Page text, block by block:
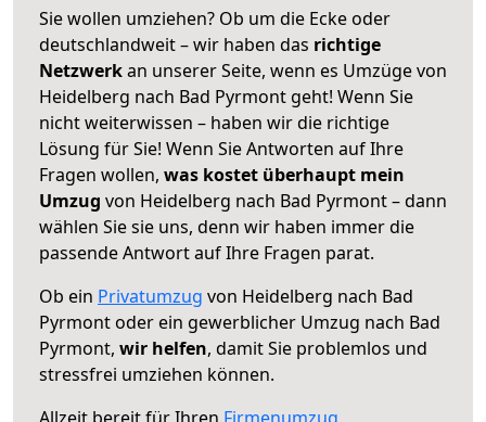
Sie wollen umziehen? Ob um die Ecke oder
deutschlandweit – wir haben das richtige
Netzwerkan unserer Seite, wenn es Umzüge von
Heidelberg nach Bad Pyrmont geht! Wenn Sie
nicht weiterwissen – haben wir die richtige
Lösung für Sie! Wenn Sie Antworten auf Ihre
Fragen wollen, was kostet überhaupt mein
Umzug von Heidelberg nach Bad Pyrmont – dann
wählen Sie sie uns, denn wir haben immer die
passende Antwort auf Ihre Fragen parat.
Ob ein Privatumzug von Heidelberg nach Bad
Pyrmont oder ein gewerblicher Umzug nach Bad
Pyrmont, wir helfen, damit Sie problemlos und
stressfrei umziehen können.